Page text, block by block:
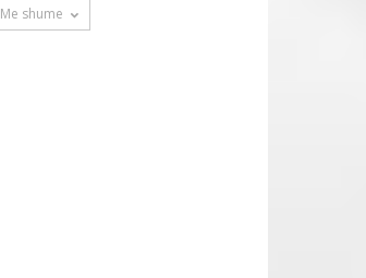
Me shume